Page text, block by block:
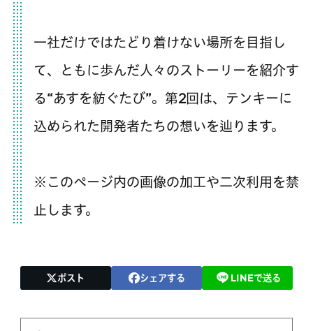
一社だけではたどり着けない場所を目指し
て、ともに歩んだ人々のストーリーを紹介す
る“あすを紡ぐたび”。第2回は、テンキーに
込められた開発者たちの想いを辿ります。
※このページ内の画像の加工や二次利用を禁
止します。
ポスト シェアする LINEで送る